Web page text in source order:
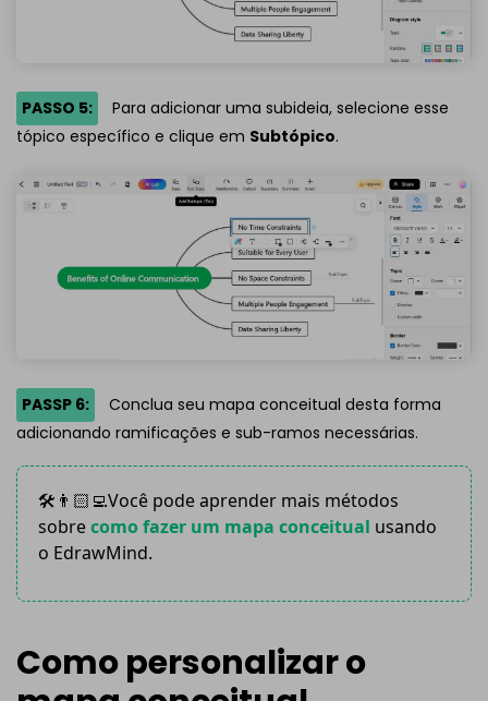
PASSO 5:
Para adicionar uma subideia, selecione esse
tópico específico e clique em Subtópico.
PASSP 6:
Conclua seu mapa conceitual desta forma
adicionando ramificações e sub-ramos necessárias.
🛠️👨🏻‍💻Você pode aprender mais métodos
sobrecomo fazer um mapa conceitual usando
o EdrawMind.
Como personalizar o